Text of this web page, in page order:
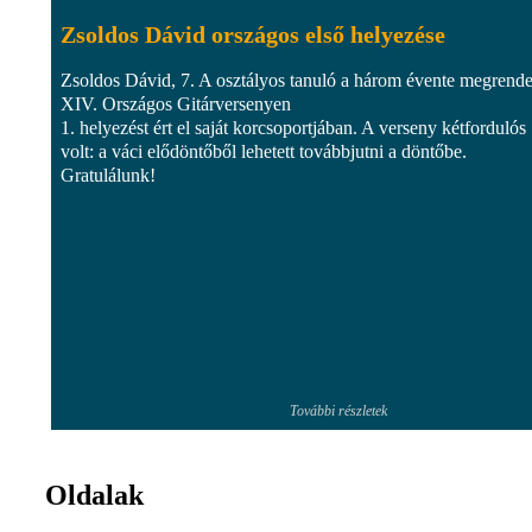
Zsoldos Dávid országos első helyezése
Zsoldos Dávid, 7. A osztályos tanuló a három évente
XIV. Országos Gitárversenyen
1. helyezést ért el saját korcsoportjában. A verseny kétfordulós
volt: a váci elődöntőből lehetett továbbjutni a döntőbe.
Gratulálunk!
További részletek
Oldalak